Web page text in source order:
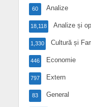
Analize
60
Analize și
18,118
Cultură și
1,330
Economie
446
Extern
797
General
83